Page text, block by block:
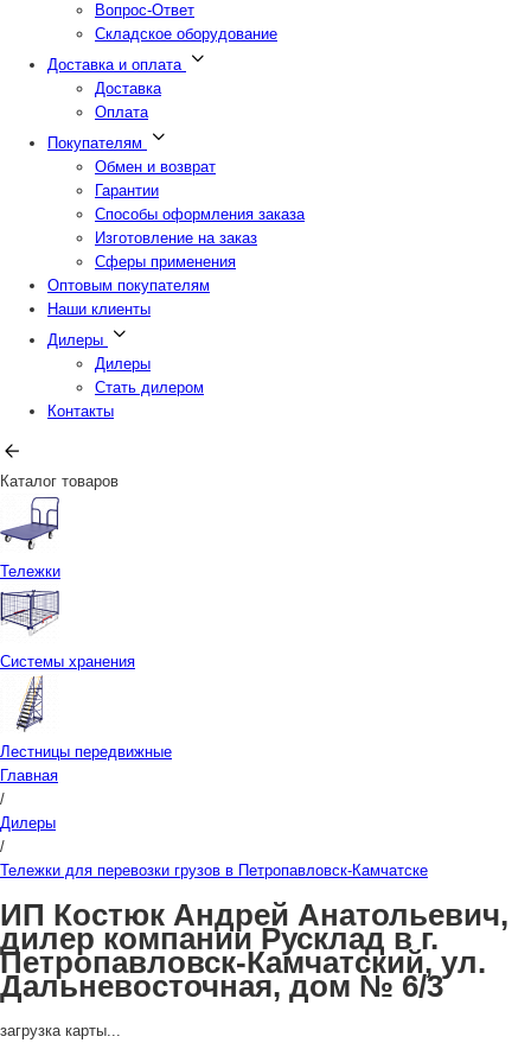
Вопрос-Ответ
Складское оборудование
Доставка и оплата
Доставка
Оплата
Покупателям
Обмен и возврат
Гарантии
Способы оформления заказа
Изготовление на заказ
Сферы применения
Оптовым покупателям
Наши клиенты
Дилеры
Дилеры
Стать дилером
Контакты
Каталог товаров
Тележки
Системы хранения
Лестницы передвижные
Главная
/
Дилеры
/
Тележки для перевозки грузов в Петропавловск-Камчатске
ИП Костюк Андрей Анатольевич,
дилер компании Русклад в г.
Петропавловск-Камчатский, ул.
Дальневосточная, дом № 6/3
загрузка карты...